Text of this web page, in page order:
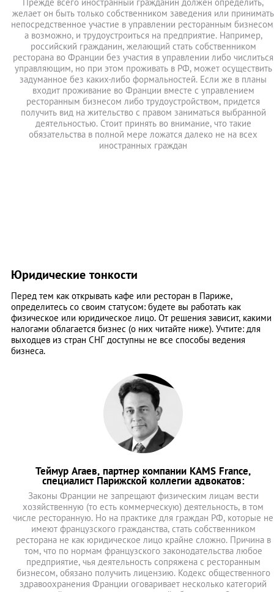
Прежде всего иностранный гражданин должен определить,
желает он быть только собственником заведения или принимать
непосредственное участие в управлении ресторанным
а возможно, и трудоустроиться на предприятие. Например,
российский гражданин, желающий стать собственником
ресторана во Франции без участия в управлении либо числиться
управляющим, но при этом проживать в РФ, может осуществить
задуманное без каких-либо формальностей. Если же в планы
входит проживание во Франции вместе с управлением
ресторанным бизнесом либо трудоустройством, придется
получить вид на жительство с правом заниматься выбранной
деятельностью. Стоит принять во внимание, что такие
обязательства в полной мере ложатся далеко не на всех
иностранных граждан
Юридические тонкости
Перед тем как открывать кафе или ресторан в Париже,
определитесь со своим статусом: будете вы работать как
физическое или юридическое лицо. От решения зависит, какими
налогами облагается бизнес (о них читайте ниже). Учтите: для
выходцев из стран СНГ доступны не все способы ведения
бизнеса.
Теймур Агаев, партнер компании KAMS France,
специалист Парижской коллегии адвокатов:
Законы Франции не запрещают физическим лицам вести
хозяйственную (то есть коммерческую) деятельность, в том
числе ресторанную. Но на практике для граждан РФ, которые не
имеют французского гражданства, стать собственником
ресторана не как юридическое лицо крайне сложно. Причина в
том, что по нормам французского законодательства любое
предприятие, чья деятельность сопряжена с ресторанным
бизнесом, обязано получить лицензию. Кодекс общественного
здравоохранения Франции оговаривает несколько категорий